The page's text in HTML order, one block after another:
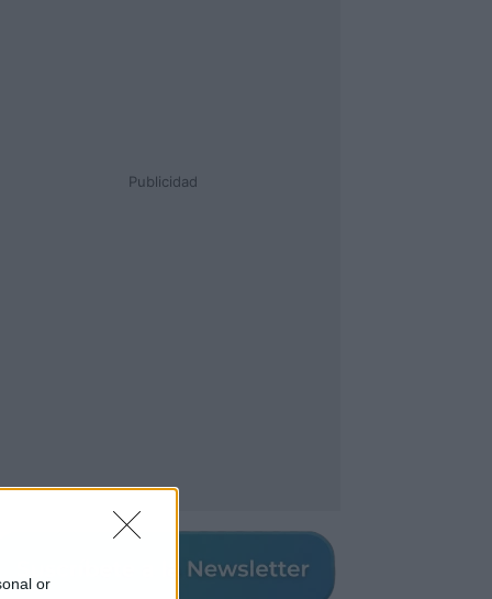
or
Publicidad